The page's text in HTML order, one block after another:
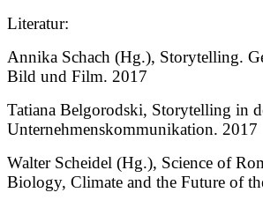
Literatur:
Annika Schach (Hg.), Storytelling.
Bild und Film. 2017
Tatiana Belgorodski, Storytelling in
Unternehmenskommunikation. 2017
Walter Scheidel (Hg.), Science of
Biology, Climate and the Future of